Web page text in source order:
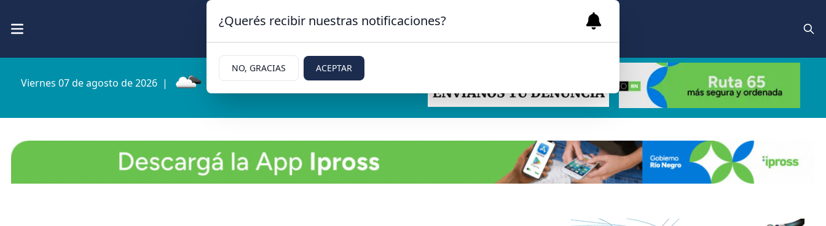
Viernes 07 de agosto de 2026 | 8.7ºc | Cipolletti, Rio Negro
¿Querés recibir nuestras notificaciones?
NO, GRACIAS ACEPTAR